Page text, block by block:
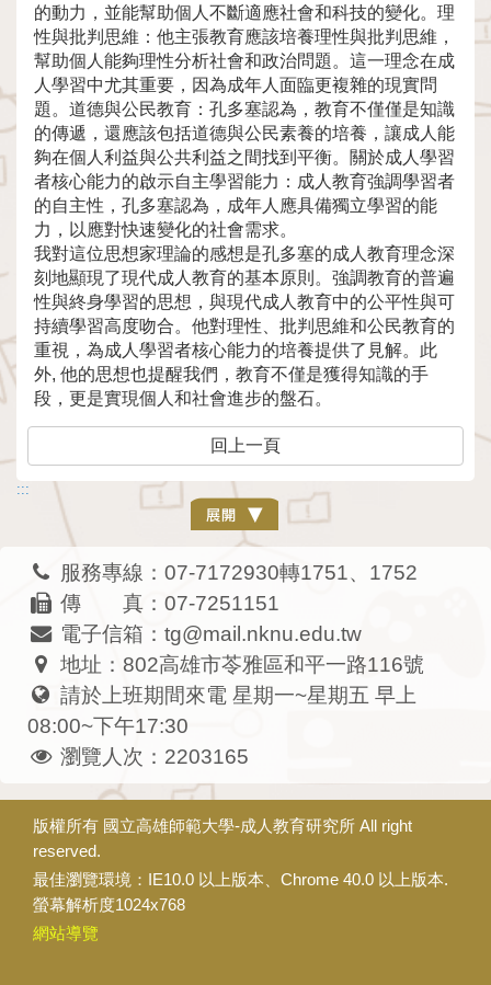
的動力，並能幫助個人不斷適應社會和科技的變化。理
性與批判思維：他主張教育應該培養理性與批判思維，
幫助個人能夠理性分析社會和政治問題。這一理念在成
人學習中尤其重要，因為成年人面臨更複雜的現實問
題。道德與公民教育：孔多塞認為，教育不僅僅是知識
的傳遞，還應該包括道德與公民素養的培養，讓成人能
夠在個人利益與公共利益之間找到平衡。關於成人學習
者核心能力的啟示自主學習能力：成人教育強調學習者
的自主性，孔多塞認為，成年人應具備獨立學習的能
力，以應對快速變化的社會需求。
我對這位思想家理論的感想是孔多塞的成人教育理念深
刻地顯現了現代成人教育的基本原則。強調教育的普遍
性與終身學習的思想，與現代成人教育中的公平性與可
持續學習高度吻合。他對理性、批判思維和公民教育的
重視，為成人學習者核心能力的培養提供了見解。此
外, 他的思想也提醒我們，教育不僅是獲得知識的手
段，更是實現個人和社會進步的盤石。
回上一頁
:::
服務專線：07-7172930轉1751、1752
傳 真：07-7251151
電子信箱：tg@mail.nknu.edu.tw
地址：802高雄市苓雅區和平一路116號
請於上班期間來電 星期一~星期五 早上
08:00~下午17:30
瀏覽人次：2203165
版權所有 國立高雄師範大學-成人教育研究所 All right
reserved.
最佳瀏覽環境：IE10.0 以上版本、Chrome 40.0 以上版本.
螢幕解析度1024x768
網站導覽